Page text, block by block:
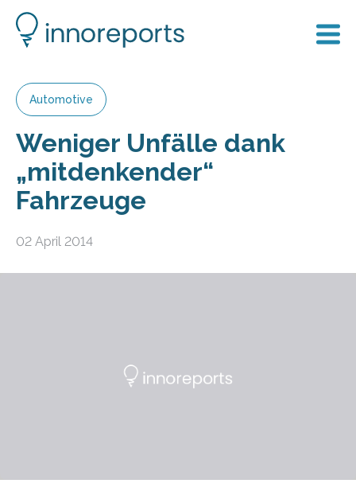
Automotive
Weniger Unfälle dank
„mitdenkender“
Fahrzeuge
02 April 2014